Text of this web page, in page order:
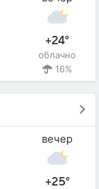
+24°
облачно
16%
вечер
+25°